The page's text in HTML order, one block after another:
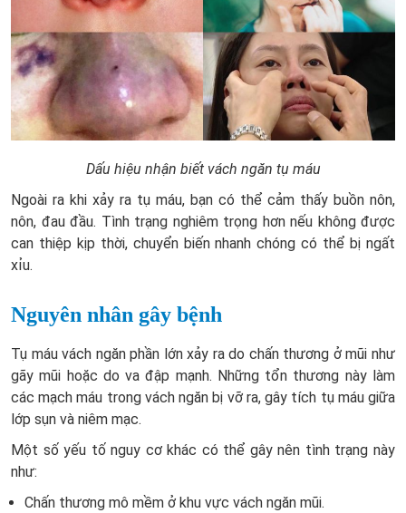
Dấu hiệu nhận biết vách ngăn tụ máu
Ngoài ra khi xảy ra tụ máu, bạn có thể cảm thấy buồn nôn,
nôn, đau đầu. Tình trạng nghiêm trọng hơn nếu không được
can thiệp kịp thời, chuyển biến nhanh chóng có thể bị ngất
xỉu.
Nguyên nhân gây bệnh
Tụ máu vách ngăn phần lớn xảy ra do chấn thương ở mũi như
gãy mũi hoặc do va đập mạnh. Những tổn thương này làm
các mạch máu trong vách ngăn bị vỡ ra, gây tích tụ máu giữa
lớp sụn và niêm mạc.
Một số yếu tố nguy cơ khác có thể gây nên tình trạng này
như:
Chấn thương mô mềm ở khu vực vách ngăn mũi.